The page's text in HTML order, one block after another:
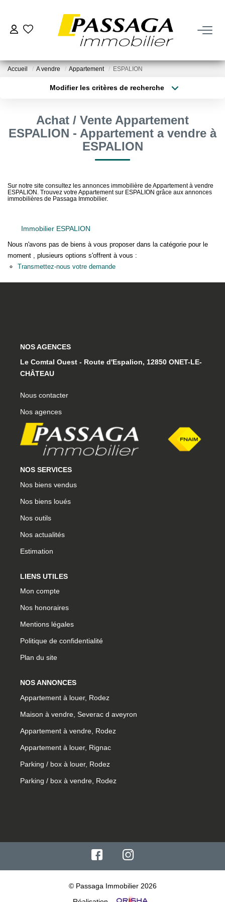
À La Location
VENDRE
Estimation
La Gestion Locative
L'assurance
Nos Biens Loués
Nous Rejoindre
Accueil A vendre Appartement ESPALION
Modifier les critères de recherche
Sélectionnez...
Type de bien
Surface min
Achat / Vente Appartement
ESPALION - Appartement a vendre à
ESPALION
Sur notre site consultez les annonces immobilière de Appartement à vendre
ESPALION. Trouvez votre Appartement sur ESPALION grâce aux annonces
immobilières de Passaga Immobilier.
Immobilier ESPALION
Nous n'avons pas de biens à vous proposer dans la catégorie pour le
moment , plusieurs options s'offrent à vous :
Transmettez-nous votre demande
NOS AGENCES
Le Comtal Ouest - Route d'Espalion, 12850 ONET-LE-
CHÂTEAU
Nous contacter
Nos agences
NOS SERVICES
Nos biens vendus
Nos biens loués
Nos outils
Nos actualités
Estimation
LIENS UTILES
Mon compte
Nos honoraires
Mentions légales
Politique de confidentialité
Plan du site
NOS ANNONCES
Appartement à louer, Rodez
Maison à vendre, Severac d aveyron
Appartement à vendre, Rodez
Appartement à louer, Rignac
Parking / box à louer, Rodez
Parking / box à vendre, Rodez
© Passaga Immobilier 2026